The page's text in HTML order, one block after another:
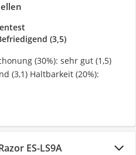
(3,5)
(30%): sehr gut (1,5)
(3,1) Haltbarkeit (20%):
ES-LS9A